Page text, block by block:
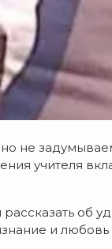
не
учителя
об
и